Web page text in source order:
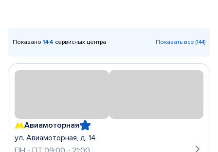
Показано 144 сервисных центра Показать все (144)
Авиамоторная
ул. Авиамоторная, д. 14